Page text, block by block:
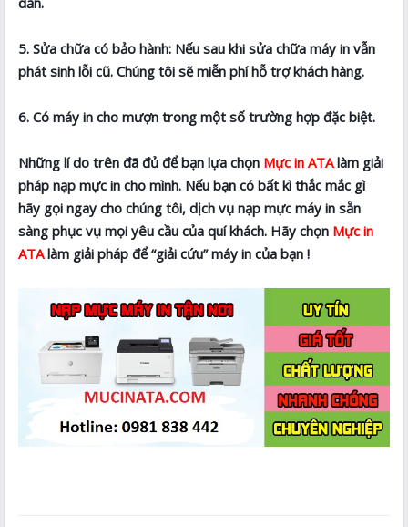
5. Sửa chữa có bảo hành: Nếu sau khi sửa chữa máy in vẫn
phát sinh lỗi cũ. Chúng tôi sẽ miễn phí hỗ trợ khách hàng.
6. Có máy in cho mượn trong một số trường hợp đặc biệt.
Những lí do trên đã đủ để bạn lựa chọn Mực in ATAlàm giải
pháp nạp mực in cho mình. Nếu bạn có bất kì thắc mắc gì
hãy gọi ngay cho chúng tôi, dịch vụ nạp mực máy in sẵn
sàng phục vụ mọi yêu cầu của quí khách. Hãy chọn Mực in
ATAlàm giải pháp để “giải cứu” máy in của bạn !